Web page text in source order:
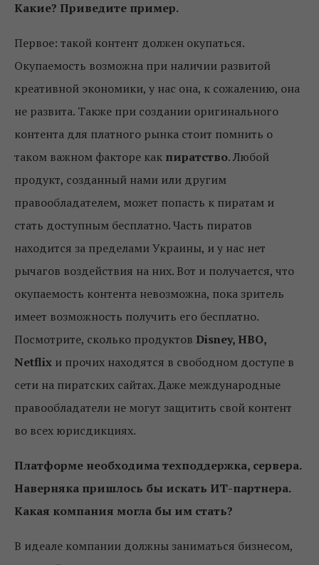
Какие? Приведите пример.
Первое: такой контент должен окупаться.
Окупаемость возможна при наличии развитой
креативной экономики, у нас она, к сожалению, она
не развита. Также при создании оригинального
контента для платного рынка стоит помнить о
таком важном факторе как пиратство. Любой
продукт, созданный нами или другим
правообладателем, может попасть к пиратам и
стать доступным бесплатно. Часть пиратов
находится за пределами Украины, и у нас нет
рычагов воздействия на них. Вот и получается, что
окупаемость контента невозможна, пока зритель
имеет возможность получить его бесплатно.
Посмотрите, сколько продуктов Disney, HBO,
Netflix и прочих находятся в свободном доступе в
сети на пиратских сайтах. Даже международные
правообладатели не могут защитить свой контент
во всех юрисдикциях.
Платформе необходима техподдержка, сервера.
Наверняка пришлось бы искать ИТ-партнера.
Какая компания могла бы им стать?
В идеале компании должны заниматься бизнесом,